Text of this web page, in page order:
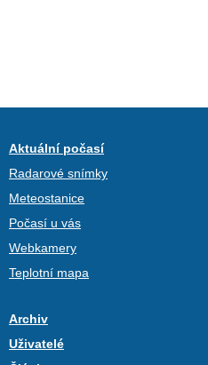
Aktuální počasí
Radarové snímky
Meteostanice
Počasí u vás
Webkamery
Teplotní mapa
Archiv
Uživatelé